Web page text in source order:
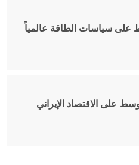
على سياسات الطاقة عالمياً
على الاقتصاد الإيراني